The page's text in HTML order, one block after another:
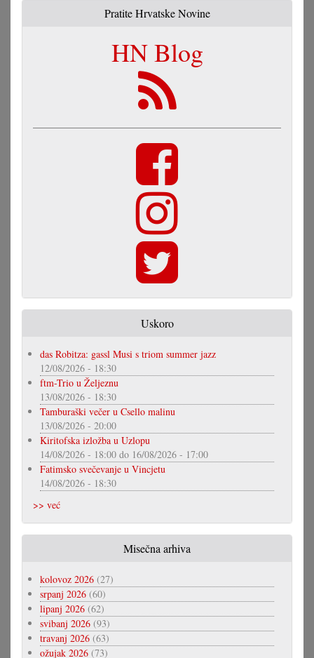
Pratite Hrvatske Novine
HN Blog
Uskoro
das Robitza: gassl Musi s triom summer jazz
12/08/2026 - 18:30
ftm-Trio u Željeznu
13/08/2026 - 18:30
Tamburaški večer u Csello malinu
13/08/2026 - 20:00
Kiritofska izložba u Uzlopu
14/08/2026 - 18:00 do 16/08/2026 - 17:00
Fatimsko svečevanje u Vincjetu
14/08/2026 - 18:30
>> već
Misečna arhiva
kolovoz 2026 (27)
srpanj 2026 (60)
lipanj 2026 (62)
svibanj 2026 (93)
travanj 2026 (63)
ožujak 2026 (73)